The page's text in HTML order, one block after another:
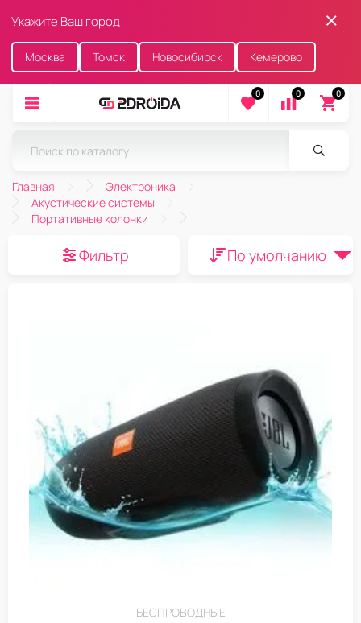
Укажите Ваш город
Москва Томск Новосибирск Кемерово
0 0 0
Главная
Электроника
Акустические системы
Портативные колонки
Фильтр По умолчанию
БЕСПРОВОДНЫЕ